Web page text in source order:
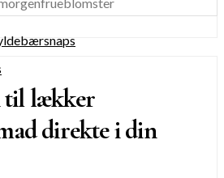
til lækker
direkte i din